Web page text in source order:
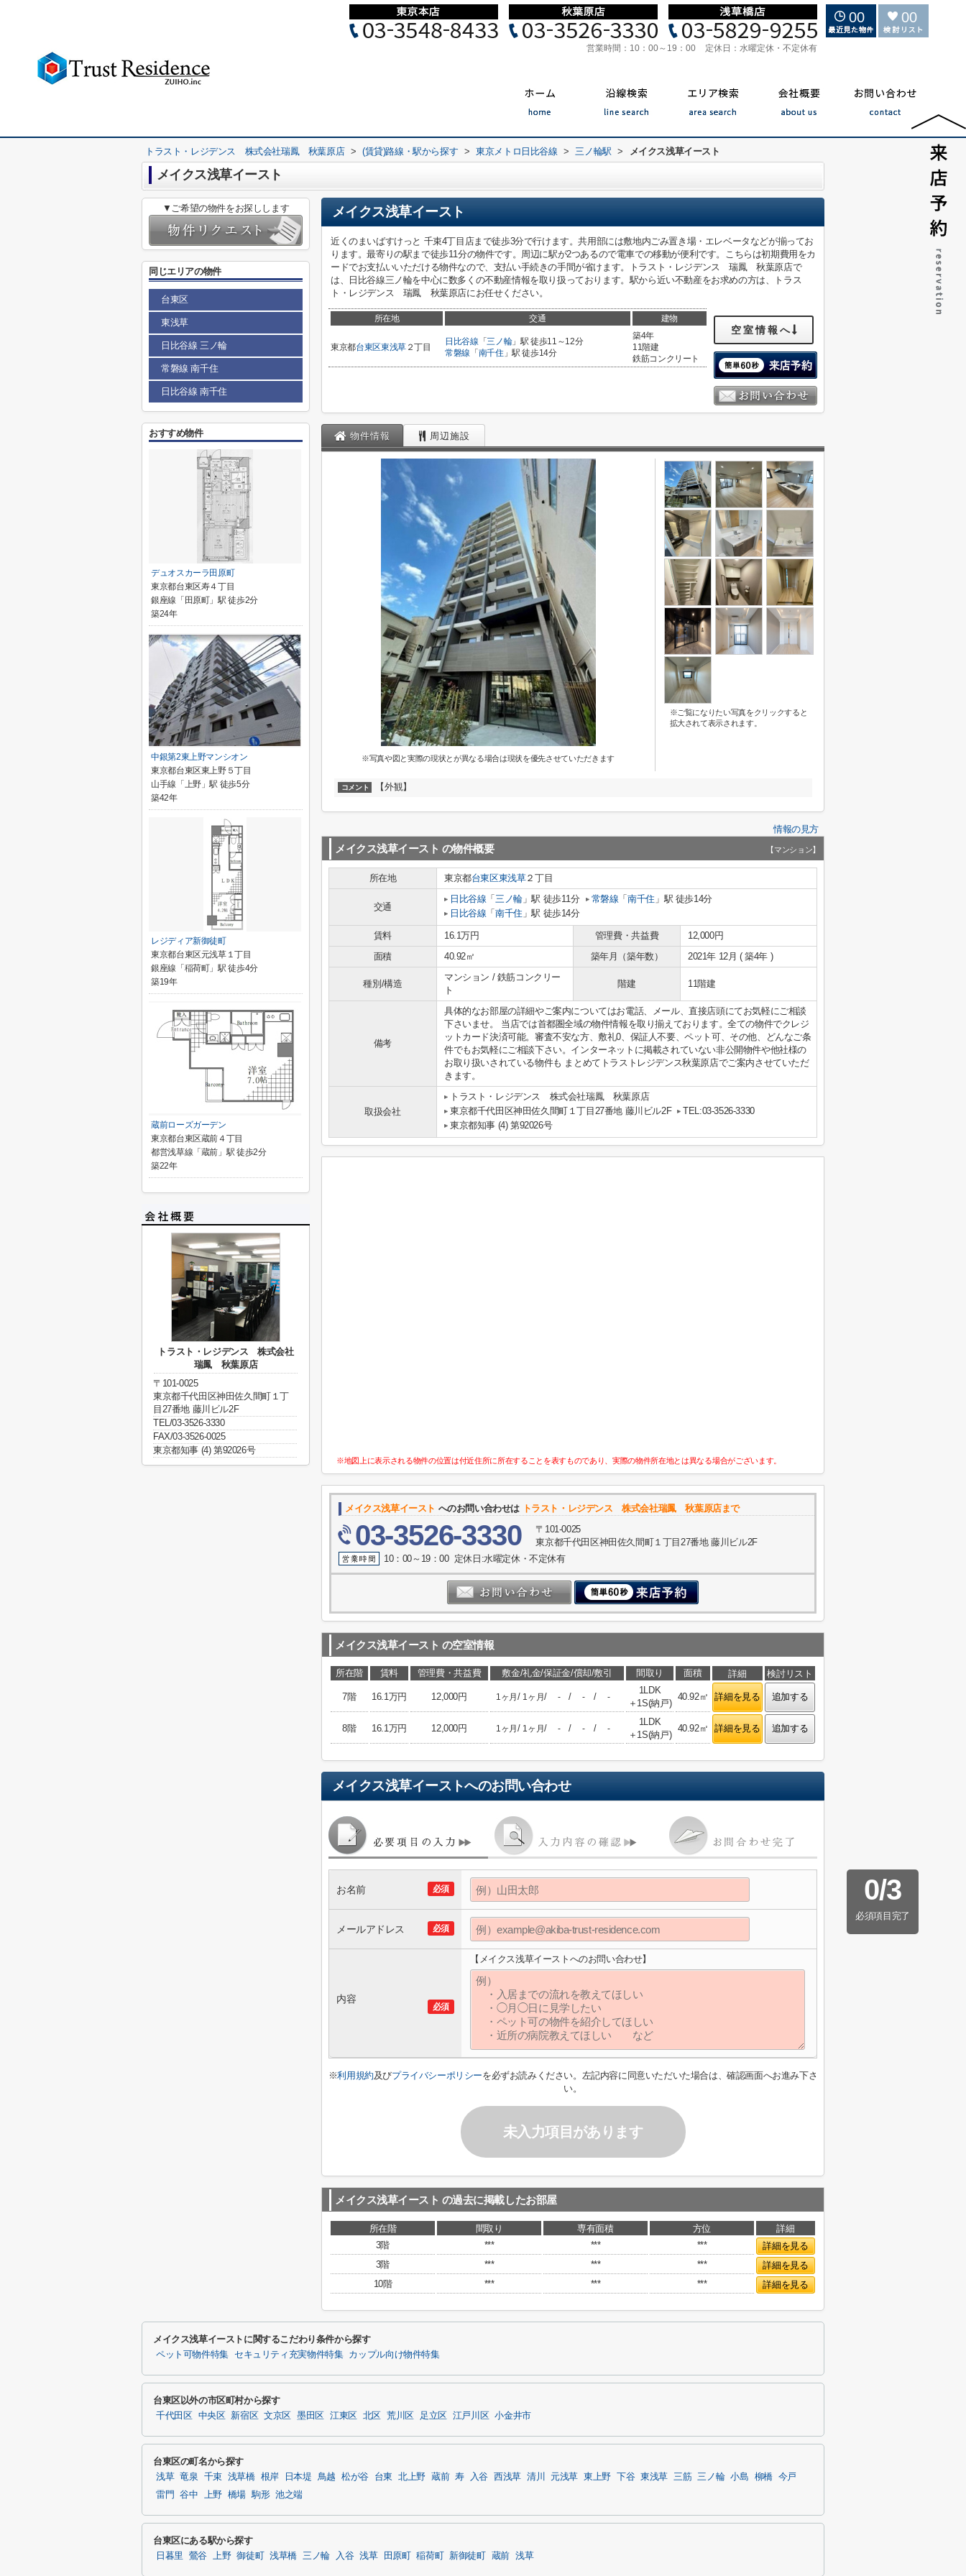
営業時間： 10：00～19：00 定休日： 水曜定休・不定休有
00 00
トラスト・レジデンス 株式会社瑞鳳 秋葉原店 > (賃貸)路線・駅から探す > 東京メトロ日比谷線 > 三ノ輪駅 > メイクス浅草イースト
メイクス浅草イースト
メイクス浅草イースト
近くのまいばすけっと 千束4丁目店まで徒歩3分で行けます。共用部には敷地内ごみ置き場・エレベータなどが揃ってお
ります。最寄りの駅まで徒歩11分の物件です。周辺に駅が2つあるので電車での移動が便利です。こちらは初期費用をカ
ードでお支払いいただける物件なので、支払い手続きの手間が省けます。トラスト・レジデンス 瑞鳳 秋葉原店で
は、日比谷線三ノ輪を中心に数多くの不動産情報を取り扱っております。駅から近い不動産をお求めの方は、トラス
ト・レジデンス 瑞鳳 秋葉原店にお任せください。
所在地 交通 建物
東京都台東区東浅草２丁目
日比谷線 「三ノ輪」駅 徒歩11～12分
常磐線 「 南千住」駅 徒歩14分
築4年
11階建
鉄筋コンクリート
空室情報へ
物件情報 周辺施設
※写真や図と実際の現状とが異なる場合は現状を優先させていただきます
※ご覧になりたい写真をクリックすると
拡大されて表示されます。
コメント 【外観】
情報の見方
メイクス浅草イースト の物件概要 【マンション】
所在地 東京都台東区東浅草２丁目
交通
日比谷線 「三ノ輪」駅 徒歩11分 常磐線 「南千住 」駅 徒歩14分
日比谷線 「南千住 」駅 徒歩14分
賃料 16.1万円 管理費・共益費
12,000円
面積
40.92㎡ 築年月（築年数） 2021年 12月 ( 築4年 )
種別/構造
マンション / 鉄筋コンクリー
ト
階建 11階建
備考
具体的なお部屋の詳細やご案内についてはお電話、メール、直接店頭にてお気軽にご相談
下さいませ。 当店では首都圏全域の物件情報を取り揃えております。全ての物件でクレジ
ットカード決済可能。審査不安な方、敷礼0、保証人不要、ペット可、その他、どんなご条
件でもお気軽にご相談下さい。インターネットに掲載されていない非公開物件や他社様の
お取り扱いされている物件も まとめてトラストレジデンス秋葉原店でご案内させていただ
きます。
取扱会社
トラスト・レジデンス 株式会社瑞鳳 秋葉原店
東京都千代田区神田佐久間町１丁目27番地 藤川ビル2F
TEL:03-3526-3330
東京都知事 (4) 第92026号
※地図上に表示される物件の位置は付近住所に所在することを表すものであり、実際の物件所在地とは異なる場合がございます。
メイクス浅草イースト へのお問い合わせは トラスト・レジデンス 株式会社瑞鳳 秋葉原店まで
03-3526-3330
〒101-0025
東京都千代田区神田佐久間町１丁目27番地 藤川ビル2F
10：00～19：00 定休日:水曜定休・不定休有
メイクス浅草イースト の空室情報
所在階 賃料 管理費・共益費 敷金/礼金/保証金/償却/敷引 間取り 面積 詳細 検討リスト
7階 16.1万円 12,000円 1ヶ月/ 1ヶ月/ - / - / -
1LDK
＋1S(納戸)
40.92㎡ 詳細を見る 追加する
8階 16.1万円 12,000円 1ヶ月/ 1ヶ月/ - / - / -
1LDK
＋1S(納戸)
40.92㎡ 詳細を見る 追加する
メイクス浅草イーストへのお問い合わせ
0/3
必須項目完了
必須
お名前
必須
メールアドレス
必須
内容
【メイクス浅草イーストへのお問い合わせ】
※利用規約及びプライバシーポリシーを必ずお読みください。左記内容に同意いただいた場合は、確認画面へお進み下さ
い。
未入力項目があります
メイクス浅草イースト の過去に掲載したお部屋
所在階 間取り 専有面積 方位
詳細
3階
*** *** ***
詳細を見る
3階
*** *** ***
詳細を見る
10階
*** *** *** 詳細を見る
▼ご希望の物件をお探しします
同じエリアの物件
台東区
東浅草
日比谷線 三ノ輪
常磐線 南千住
日比谷線 南千住
おすすめ物件
デュオスカーラ田原町
東京都台東区寿４丁目
銀座線「田原町」駅 徒歩2分
築24年
中銀第2東上野マンシオン
東京都台東区東上野５丁目
山手線「上野」駅 徒歩5分
築42年
レジディア新御徒町
東京都台東区元浅草１丁目
銀座線「稲荷町」駅 徒歩4分
築19年
蔵前ローズガーデン
東京都台東区蔵前４丁目
都営浅草線「蔵前」駅 徒歩2分
築22年
トラスト・レジデンス 株式会社
瑞鳳 秋葉原店
〒101-0025
東京都千代田区神田佐久間町１丁
目27番地 藤川ビル2F
TEL/03-3526-3330
FAX/03-3526-0025
東京都知事 (4) 第92026号
メイクス浅草イーストに関するこだわり条件から探す
ペット可物件特集 セキュリティ充実物件特集 カップル向け物件特集
台東区以外の市区町村から探す
千代田区 中央区 新宿区 文京区 墨田区 江東区 北区 荒川区 足立区 江戸川区 小金井市
台東区の町名から探す
浅草 竜泉 千束 浅草橋 根岸 日本堤 鳥越 松が谷 台東 北上野 蔵前 寿 入谷 西浅草 清川 元浅草 東上野 下谷 東浅草 三筋 三ノ輪 小島 柳橋 今戸
雷門
谷中 上野 橋場 駒形 池之端
台東区にある駅から探す
日暮里 鶯谷 上野 御徒町 浅草橋 三ノ輪 入谷 浅草 田原町 稲荷町 新御徒町 蔵前 浅草